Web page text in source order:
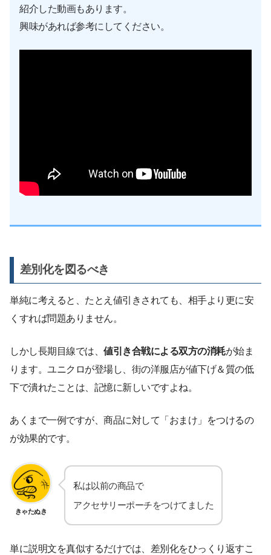
紹介した動画もあります。
興味があれば参考にしてください。
差別化を図るべき
単純に考えると、たとえ値引きされても、相手より更に安
くすれば問題ありません。
しかし長期目線では、 値引き合戦による双方の消耗が始ま
ります。ユニクロが登場し、街の洋服店が値下げ＆質の低
下で潰れたことは、記憶に新しいですよね。
あくまで一例ですが、商品に対して「おまけ」をつけるの
が効果的です。
きゃたぬき
私は以前の商品で
アクセサリーポーチをつけてました
単に説明文を真似するだけでは、差別化をひっくり返すこ